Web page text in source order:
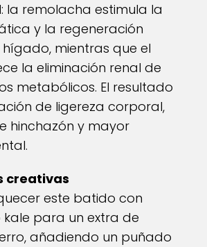
la remolacha estimula la
y la regeneración
mientras que el
la eliminación renal de
metabólicos. El resultado
de ligereza corporal,
hinchazón y mayor
creativas
este batido con
para un extra de
añadiendo un puñado